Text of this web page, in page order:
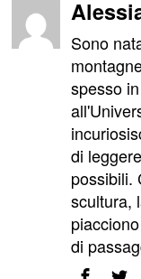
Sono
spesso
di
possibili.
scultura,
di